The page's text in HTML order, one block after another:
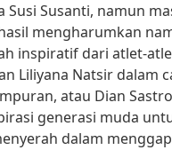
Susi Susanti, namun
mengharumkan
inspiratif dari atlet-
Liliyana Natsir dalam
atau Dian
generasi muda
dalam